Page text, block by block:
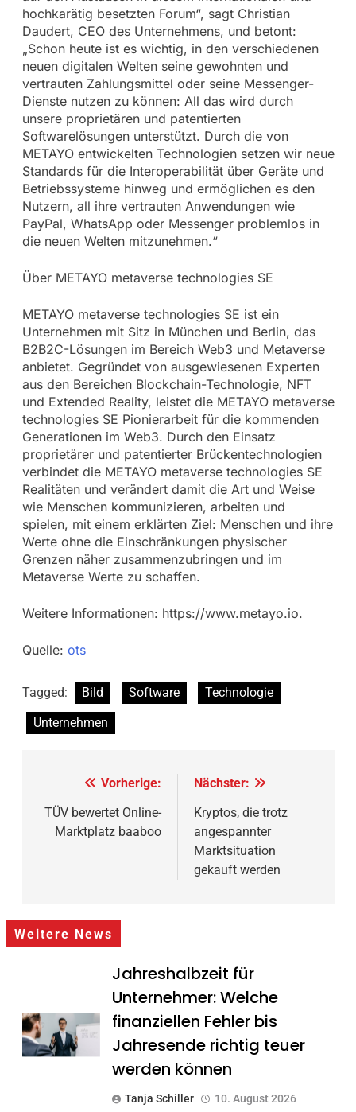
hochkarätig besetzten Forum“, sagt Christian
Daudert, CEO des Unternehmens, und betont:
„Schon heute ist es wichtig, in den verschiedenen
neuen digitalen Welten seine gewohnten und
vertrauten Zahlungsmittel oder seine Messenger-
Dienste nutzen zu können: All das wird durch
unsere proprietären und patentierten
Softwarelösungen unterstützt. Durch die von
METAYO entwickelten Technologien setzen wir neue
Standards für die Interoperabilität über Geräte und
Betriebssysteme hinweg und ermöglichen es den
Nutzern, all ihre vertrauten Anwendungen wie
PayPal, WhatsApp oder Messenger problemlos in
die neuen Welten mitzunehmen.“
Über METAYO metaverse technologies SE
METAYO metaverse technologies SE ist ein
Unternehmen mit Sitz in München und Berlin, das
B2B2C-Lösungen im Bereich Web3 und Metaverse
anbietet. Gegründet von ausgewiesenen Experten
aus den Bereichen Blockchain-Technologie, NFT
und Extended Reality, leistet die METAYO metaverse
technologies SE Pionierarbeit für die kommenden
Generationen im Web3. Durch den Einsatz
proprietärer und patentierter Brückentechnologien
verbindet die METAYO metaverse technologies SE
Realitäten und verändert damit die Art und Weise
wie Menschen kommunizieren, arbeiten und
spielen, mit einem erklärten Ziel: Menschen und ihre
Werte ohne die Einschränkungen physischer
Grenzen näher zusammenzubringen und im
Metaverse Werte zu schaffen.
Weitere Informationen: https://www.metayo.io.
Quelle: ots
Tagged: Bild Software
Technologie
Unternehmen
Beitragsnavigation
Vorherige:
TÜV bewertet Online-
Marktplatz baaboo
Nächster:
Kryptos, die trotz
angespannter
Marktsituation
gekauft werden
Weitere News
Jahreshalbzeit für
Unternehmer: Welche
finanziellen Fehler bis
Jahresende richtig teuer
werden können
Tanja Schiller 10. August 2026